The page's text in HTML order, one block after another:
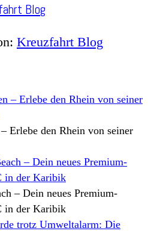
Blog
Kreuzfahrt Blog
Erlebe den Rhein von seiner
– Dein neues Premium-
in der Karibik